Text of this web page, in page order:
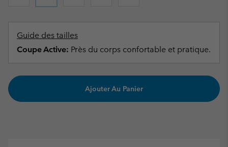
Guide des tailles
Coupe Active: Près du corps confortable et pratique.
Ajouter Au Panier